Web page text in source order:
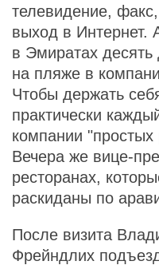
телевидение,
выход в Интернет.
в Эмиратах
на пляже в
Чтобы держать
практически
компании "простых
Вечера же вице-
ресторанах,
раскиданы по
После визита
Фрейндлих